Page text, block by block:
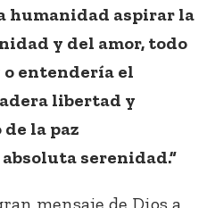
humanidad aspirar la
y del amor, todo
o entendería el
libertad y
la paz
serenidad.”
mensaje de Dios a